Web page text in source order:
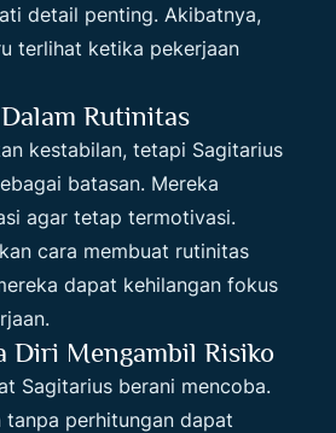
detail penting. Akibatnya,
terlihat ketika pekerjaan
Rutinitas
kestabilan, tetapi Sagitarius
batasan. Mereka
agar tetap termotivasi.
cara membuat rutinitas
dapat kehilangan fokus
Diri Mengambil Risiko
Sagitarius berani mencoba.
tanpa perhitungan dapat